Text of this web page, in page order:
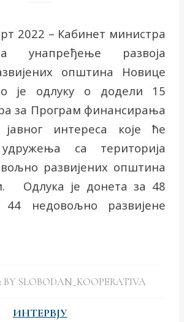
2022 – Кабинет министра
унапређење развоја
општина Новице
је одлуку о додели 15
за Програм финансирања
јавног интереса које ће
са територија
развијених општина
Одлука је донета за 48
недовољно развијене
BY SLOBODAN_KOOPERATIVA
ИНТЕРВЈУ